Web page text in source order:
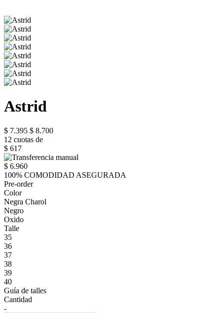
Astrid
$ 7.395 $ 8.700
12 cuotas de
$ 617
$ 6.960
100% COMODIDAD ASEGURADA
Pre-order
Color
Negra Charol
Negro
Oxido
Talle
35
36
37
38
39
40
Guía de talles
Cantidad
-